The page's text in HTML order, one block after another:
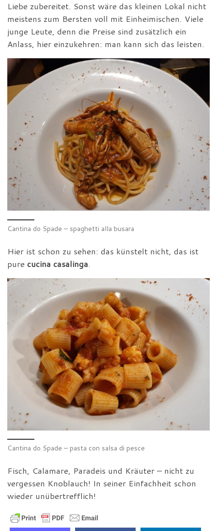
Liebe zubereitet. Sonst wäre das kleinen Lokal nicht
meistens zum Bersten voll mit Einheimischen. Viele
junge Leute, denn die Preise sind zusätzlich ein
Anlass, hier einzukehren: man kann sich das leisten.
Cantina do Spade – spaghetti alla busara
Hier ist schon zu sehen: das künstelt nicht, das ist
pure cucina casalinga.
Cantina do Spade – pasta con salsa di pesce
Fisch, Calamare, Paradeis und Kräuter – nicht zu
vergessen Knoblauch! In seiner Einfachheit schon
wieder unübertrefflich!